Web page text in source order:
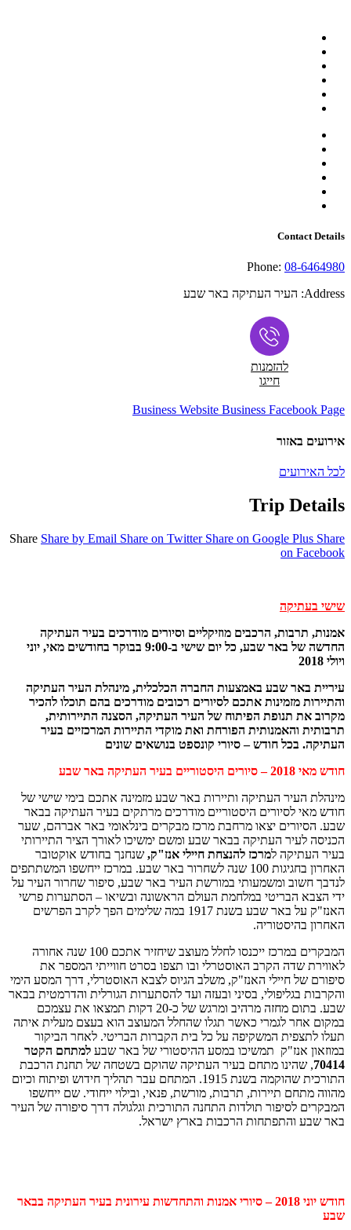
Contact Details
Phone: 08-6464980
Address: העיר העתיקה באר שבע
להזמנות
חייגו
Business Website Business Facebook Page
אירועים באזור
לכל האירועים
Trip Details
Share Share by Email Share on Twitter Share on Google Plus Share
on Facebook
שישי בעתיקה
אמנות, תרבות, הרכבים מוזיקליים וסיורים מודרכים בעיר העתיקה
החדשה של באר שבע, כל יום שישי ב-9:00 בבוקר בחודשים מאי, יוני
ויולי 2018
עיריית באר שבע באמצעות החברה הכלכלית, מינהלת העיר העתיקה
והתיירות מזמינות אתכם לסיורים רכובים מודרכים בהם תוכלו להכיר
מקרוב את תנופת הפיתוח של העיר העתיקה, הסצנה התיירותית,
תרבותית והאמנותית הפורחת ואת מוקדי התיירות המרכזיים בעיר
העתיקה. בכל חודש – סיורי קונספט בנושאים שונים
חודש מאי 2018 – סיורים היסטוריים בעיר העתיקה באר שבע
מינהלת העיר העתיקה ותיירות באר שבע מזמינה אתכם בימי שישי של
חודש מאי לסיורים היסטוריים מודרכים מרתקים בעיר העתיקה בבאר
שבע. הסיורים יצאו מרחבת מרכז מבקרים בינלאומי באר אברהם, שער
הכניסה לעיר העתיקה בבאר שבע ומשם ימשיכו לאורך הציר התיירותי
בעיר העתיקה למרכז להנצחת חיילי אנז"ק, שנחנך בחודש אוקטובר
האחרון בחגיגות 100 שנה לשחרור באר שבע. במרכז ייחשפו המשתתפים
לנדבך חשוב ומשמעותי במורשת העיר באר שבע, סיפור שחרור העיר על
ידי הצבא הבריטי במלחמת העולם הראשונה ובשיאו – הסתערות פרשי
האנז"ק על באר שבע בשנת 1917 במה שלימים הפך לקרב הפרשים
האחרון בהיסטוריה.
המבקרים במרכז ייכנסו לחלל מעוצב שיחזיר אתכם 100 שנה אחורה
לאווירת שדה הקרב האוסטרלי ובו תצפו בסרט חווייתי המספר את
סיפורם של חיילי האנז"ק, משלב הגיוס לצבא האוסטרלי, דרך המסע הימי
והקרבות בגליפולי, בסיני ובעזה ועד להסתערות הגורלית והדרמטית בבאר
שבע. בתום מחזה מרהיב ומרגש של כ-20 דקות תמצאו את עצמכם
במקום אחר לגמרי כאשר תגלו שהחלל המעוצב הוא בעצם מעלית איתה
תעלו לתצפית המשקיפה על כל בית הקברות הבריטי. לאחר הביקור
במוזאון אנז"ק תמשיכו במסע ההיסטורי של באר שבע למתחם הקטר
70414, שהינו מתחם בעיר העתיקה שהוקם בשטחה של תחנת הרכבת
התורכית שהוקמה בשנת 1915. המתחם עבר תהליך חידוש ופיתוח וכיום
מהווה מתחם תיירות, תרבות, מורשת, פנאי, ובילוי ייחודי. שם ייחשפו
המבקרים לסיפור תולדות התחנה התורכית וגלגולה דרך סיפורה של העיר
באר שבע והתפתחות הרכבות בארץ ישראל.
חודש יוני 2018 – סיורי אמנות והתחדשות עירונית בעיר העתיקה בבאר
שבע